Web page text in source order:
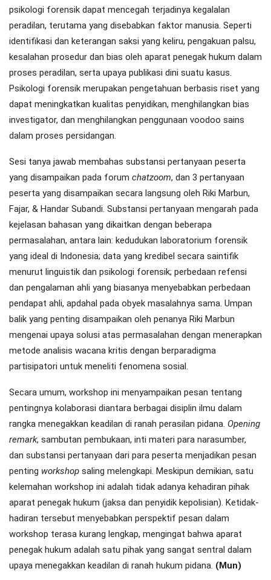
psikologi forensik dapat mencegah terjadinya kegalalan
peradilan, terutama yang disebabkan faktor manusia. Seperti
identifikasi dan keterangan saksi yang keliru, pengakuan palsu,
kesalahan prosedur dan bias oleh aparat penegak hukum dalam
proses peradilan, serta upaya publikasi dini suatu kasus.
Psikologi forensik merupakan pengetahuan berbasis riset yang
dapat meningkatkan kualitas penyidikan, menghilangkan bias
investigator, dan menghilangkan penggunaan voodoo sains
dalam proses persidangan.
Sesi tanya jawab membahas substansi pertanyaan peserta
yang disampaikan pada forum chatzoom, dan 3 pertanyaan
peserta yang disampaikan secara langsung oleh Riki Marbun,
Fajar, & Handar Subandi. Substansi pertanyaan mengarah pada
kejelasan bahasan yang dikaitkan dengan beberapa
permasalahan, antara lain: kedudukan laboratorium forensik
yang ideal di Indonesia; data yang kredibel secara saintifik
menurut linguistik dan psikologi forensik; perbedaan refensi
dan pengalaman ahli yang biasanya menyebabkan perbedaan
pendapat ahli, apdahal pada obyek masalahnya sama. Umpan
balik yang penting disampaikan oleh penanya Riki Marbun
mengenai upaya solusi atas permasalahan dengan menerapkan
metode analisis wacana kritis dengan berparadigma
partisipatori untuk meneliti fenomena sosial.
Secara umum, workshop ini menyampaikan pesan tentang
pentingnya kolaborasi diantara berbagai disiplin ilmu dalam
rangka menegakkan keadilan di ranah perasilan pidana. Opening
remark, sambutan pembukaan, inti materi para narasumber,
dan substansi pertanyaan dari para peserta menjadikan pesan
penting workshop saling melengkapi. Meskipun demikian, satu
kelemahan workshop ini adalah tidak adanya kehadiran pihak
aparat penegak hukum (jaksa dan penyidik kepolisian). Ketidak-
hadiran tersebut menyebabkan perspektif pesan dalam
workshop terasa kurang lengkap, mengingat bahwa aparat
penegak hukum adalah satu pihak yang sangat sentral dalam
upaya menegakkan keadilan di ranah hukum pidana. (Mun)